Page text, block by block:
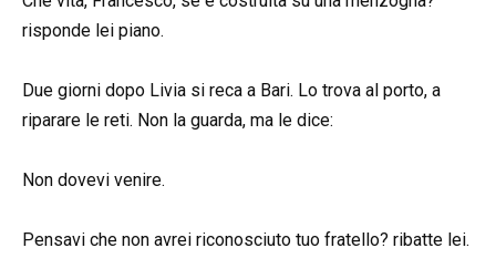
risponde lei piano.
Due giorni dopo Livia si reca a Bari. Lo trova al porto, a
riparare le reti. Non la guarda, ma le dice:
Non dovevi venire.
Pensavi che non avrei riconosciuto tuo fratello? ribatte lei.